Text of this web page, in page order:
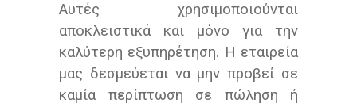
Αυτές χρησιμοποιούνται
αποκλειστικά και μόνο για την
καλύτερη εξυπηρέτηση. Η εταιρεία
μας δεσμεύεται να μην προβεί σε
καμία περίπτωση σε πώληση ή